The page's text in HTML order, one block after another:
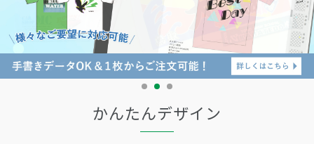
かんたんデザイン